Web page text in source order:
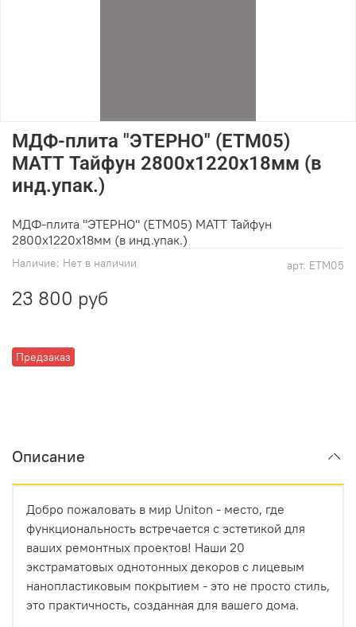
арт. ETM05
Наличие: Нет в наличии
Предзаказ
МДФ-плита "ЭТЕРНО" (ETM05)
МАТТ Тайфун 2800х1220х18мм (в
инд.упак.)
23 800 руб
МДФ-плита "ЭТЕРНО" (ETM05) МАТТ Тайфун
2800х1220х18мм (в инд.упак.)
Описание
Добро пожаловать в мир Uniton - место, где
функциональность встречается с эстетикой для
ваших ремонтных проектов! Наши 20
экстраматовых однотонных декоров с лицевым
нанопластиковым покрытием - это не просто стиль,
это практичность, созданная для вашего дома.